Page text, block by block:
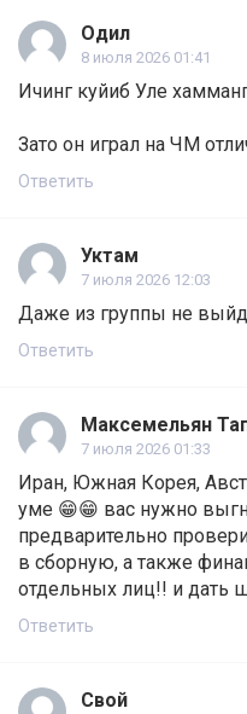
Одил
8 июля 2026 01:41
Ичинг куйиб Уле
Зато он играл на ЧМ
Ответить
Уктам
7 июля 2026 12:03
Даже из группы не
Ответить
Максемельян
7 июля 2026 01:33
Иран, Южная Корея,
уме 😁😁 вас нужно
предварительно
в сборную, а также
отдельных лиц!! и дать
Ответить
Свой